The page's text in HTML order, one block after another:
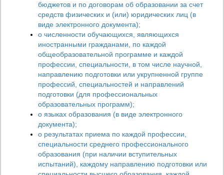
бюджетов и по договорам об образовании за счет
средств физических и (или) юридических лиц (в
виде электронного документа);
о численности обучающихся, являющихся
иностранными гражданами, по каждой
общеобразовательной программе и каждой
профессии, специальности, в том числе научной,
направлению подготовки или укрупненной группе
профессий, специальностей и направлений
подготовки (для профессиональных
образовательных программ);
о языках образования (в виде электронного
документа);
о результатах приема по каждой профессии,
специальности среднего профессионального
образования (при наличии вступительных
испытаний), каждому направлению подготовки или